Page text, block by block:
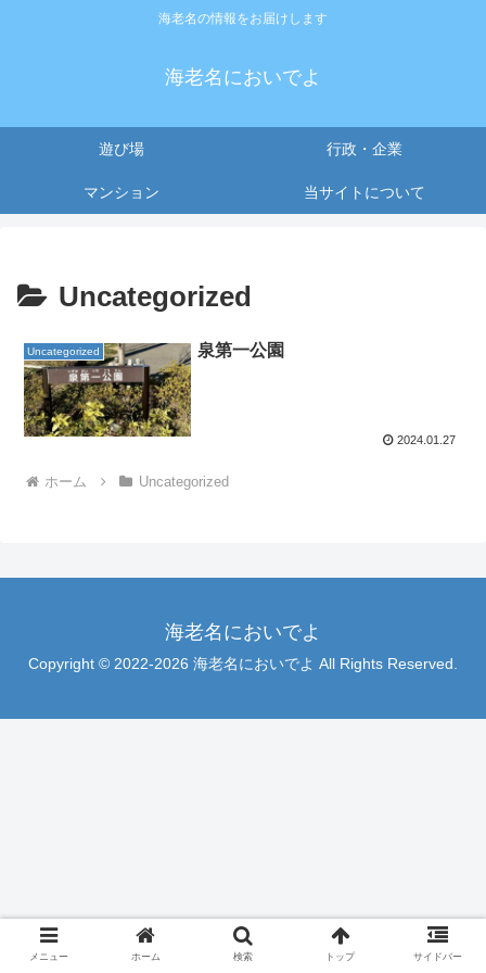
海老名の情報をお届けします
海老名においでよ
遊び場 行政・企業
マンション 当サイトについて
Uncategorized
Uncategorized 泉第一公園
2024.01.27
ホーム Uncategorized
海老名においでよ
Copyright © 2022-2026 海老名においでよ All Rights Reserved.
メニュー ホーム 検索 トップ サイドバー